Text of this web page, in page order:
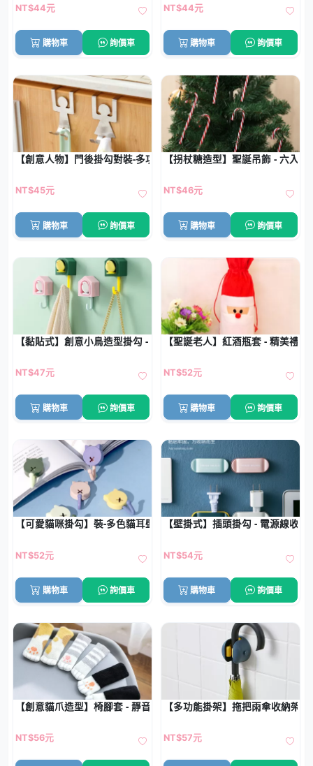
NT$44元
購物車 詢價車
NT$44元
購物車 詢價車
【創意人物】門後掛勾對裝-多功能收納掛架
NT$45元
購物車 詢價車
【拐杖糖造型】聖誕吊飾 - 六入裝
NT$46元
購物車 詢價車
【黏貼式】創意小鳥造型掛勾 - 可愛衣帽收納小掛鉤
NT$47元
購物車 詢價車
【聖誕老人】紅酒瓶套 - 精美禮
NT$52元
購物車 詢價車
【可愛貓咪掛勾】裝-多色貓耳壁掛勾 (10個)
NT$52元
購物車 詢價車
【壁掛式】插頭掛勾 - 電源線收
NT$54元
購物車 詢價車
【創意貓爪造型】椅腳套 - 靜音耐磨桌腳防護套可愛地板保護
NT$56元
【多功能掛架】拖把雨傘收納架-
NT$57元